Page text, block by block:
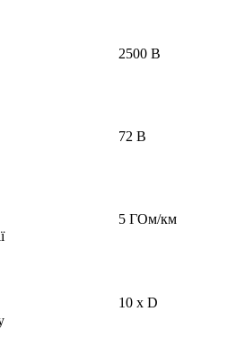
2500 В
72 В
5 ГОм/км
10 х D